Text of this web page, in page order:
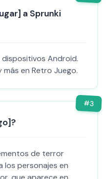
a Sprunki
dispositivos Android.
en Retro Juego.
#3
de terror
los personajes en